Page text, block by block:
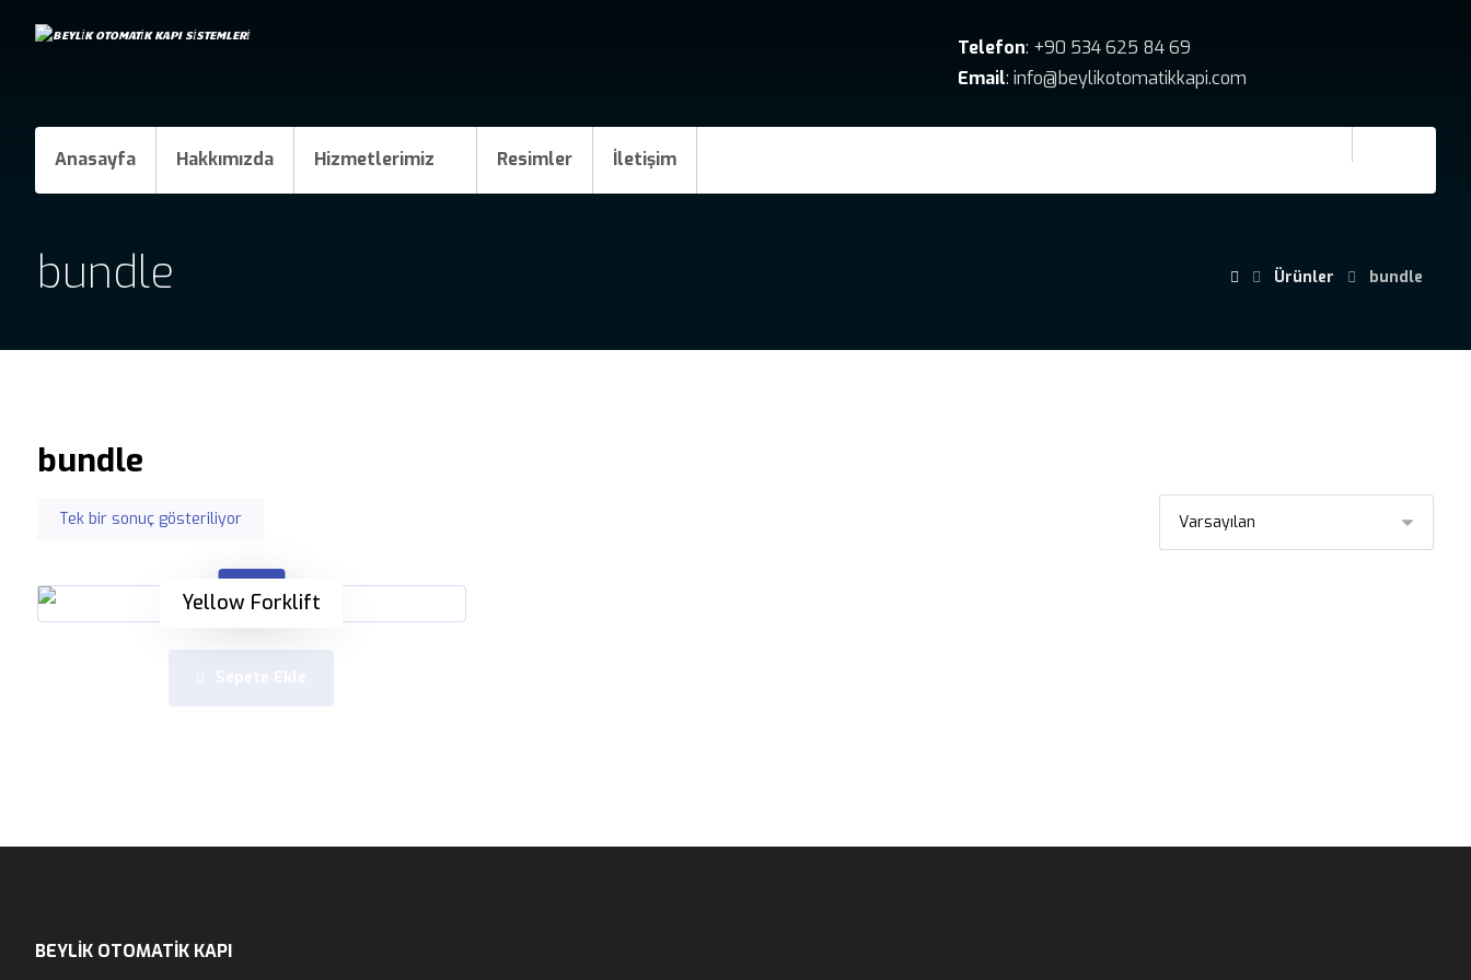
Telefon: +90 534 625 84 69
Email: info@beylikotomatikkapi.com
Anasayfa Hakkımızda Hizmetlerimiz Resimler İletişim
bundle Ürünler bundle
bundle
Tek bir sonuç gösteriliyor
Yellow Forklift
79
BEYLIK OTOMATİK KAPI